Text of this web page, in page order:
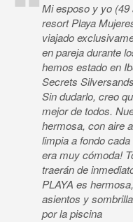
Mi esposo y yo
resort Playa
viajado
en pareja durante
hemos estado en
Secrets
Sin dudarlo, creo
mejor de todos.
hermosa, con aire
limpia a fondo
era muy cómoda!
traerán de
PLAYA es
asientos y
por la piscina